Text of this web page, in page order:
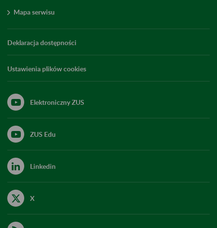
Mapa serwisu
Deklaracja dostępności
Ustawienia plików cookies
Elektroniczny ZUS
ZUS Edu
Linkedin
X